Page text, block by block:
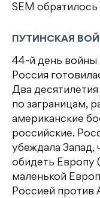
SEM
ПУТИНСКАЯ
44-й день войны
Россия
Два
по заграницам,
американские
российские.
убеждала Запад,
обидеть Европу
маленькой
Россией против